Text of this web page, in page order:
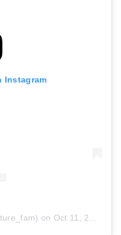
Instagram
on Oct 11, 2018 at 3:55am PDT